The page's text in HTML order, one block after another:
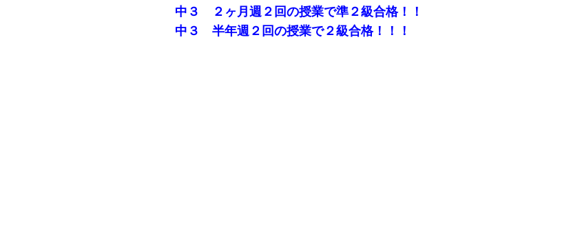
中３ ２ヶ月週２回の授業で準２級合格！！
中３ 半年週２回の授業で２級合格！！！